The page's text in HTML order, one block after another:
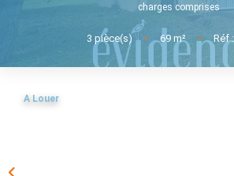
NOTRE AGENCE
CONTACT
charges comprises
3 pièce(s) • 69m² • Réf
A Louer